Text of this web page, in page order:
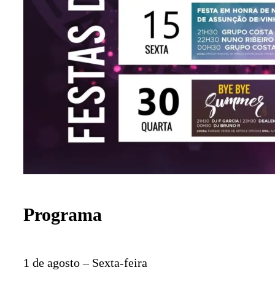
Programa
1 de agosto – Sexta-feira